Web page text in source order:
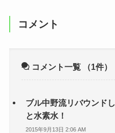
コメント
コメント一覧 （1件）
ブル中野流リバウンド
と水素水！
2015年9月13日 2:06 AM